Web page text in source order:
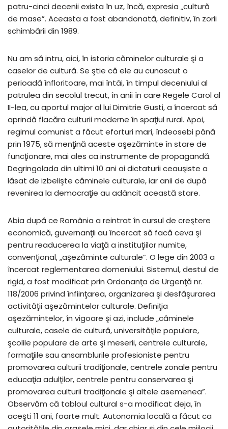
patru-cinci decenii exista în uz, încă, expresia „cultură
de mase”. Aceasta a fost abandonată, definitiv, în zorii
schimbării din 1989.
Nu am să intru, aici, în istoria căminelor culturale şi a
caselor de cultură. Se ştie că ele au cunoscut o
perioadă înfloritoare, mai întâi, în timpul deceniului al
patrulea din secolul trecut, în anii în care Regele Carol al
II-lea, cu aportul major al lui Dimitrie Gusti, a încercat să
aprindă flacăra culturii moderne în spaţiul rural. Apoi,
regimul comunist a făcut eforturi mari, îndeosebi până
prin 1975, să menţină aceste aşezăminte în stare de
funcţionare, mai ales ca instrumente de propagandă.
Degringolada din ultimi 10 ani ai dictaturii ceauşiste a
lăsat de izbelişte căminele culturale, iar anii de după
revenirea la democraţie au adâncit această stare.
Abia după ce România a reintrat în cursul de creştere
economică, guvernanţii au încercat să facă ceva şi
pentru readucerea la viaţă a instituţiilor numite,
convenţional, „aşezăminte culturale”. O lege din 2003 a
încercat reglementarea domeniului. Sistemul, destul de
rigid, a fost modificat prin Ordonanţa de Urgenţă nr.
118/2006 privind înfiinţarea, organizarea şi desfăşurarea
activităţii aşezămintelor culturale. Definiţia
aşezămintelor, în vigoare şi azi, include „căminele
culturale, casele de cultură, universităţile populare,
şcolile populare de arte şi meserii, centrele culturale,
formaţiile sau ansamblurile profesioniste pentru
promovarea culturii tradiţionale, centrele zonale pentru
educaţia adulţilor, centrele pentru conservarea şi
promovarea culturii tradiţionale şi altele asemenea”.
Observăm că tabloul cultural s-a modificat deja, în
aceşti 11 ani, foarte mult. Autonomia locală a făcut ca